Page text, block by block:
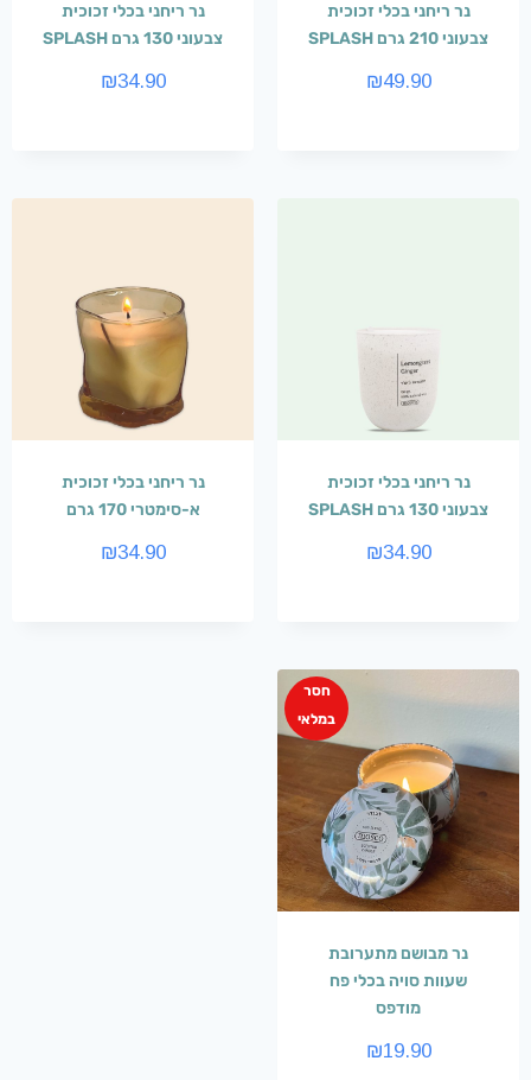
נר ריחני בכלי זכוכית
צבעוני 210 גרם SPLASH
₪49.90
נר ריחני בכלי זכוכית
צבעוני 130 גרם SPLASH
₪34.90
נר ריחני בכלי זכוכית
צבעוני 130 גרם SPLASH
₪34.90
נר ריחני בכלי זכוכית
א-סימטרי 170 גרם
₪34.90
חסר
במלאי
נר מבושם מתערובת
שעוות סויה בכלי פח
מודפס
₪19.90